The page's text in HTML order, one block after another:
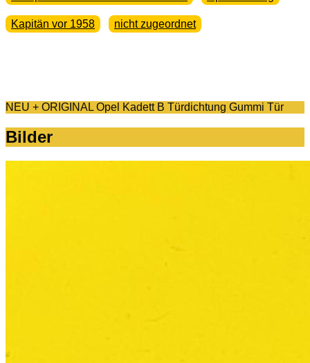
Kapitän vor 1958 nicht zugeordnet
NEU + ORIGINAL Opel Kadett B Türdichtung Gummi Tür
Bilder